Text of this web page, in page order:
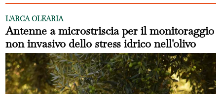
L'ARCA OLEARIA
Antenne a microstriscia per il monitoraggio
non invasivo dello stress idrico nell'olivo